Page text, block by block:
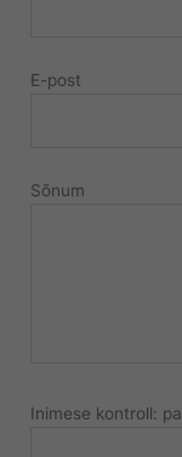
E-post
Sõnum
Inimese kontroll: